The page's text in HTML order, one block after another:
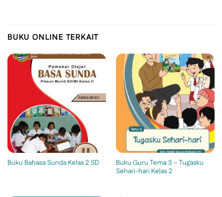
BUKU ONLINE TERKAIT
Buku Bahasa Sunda Kelas 2 SD
Buku Guru Tema 3 – Tugasku
Sehari-hari Kelas 2